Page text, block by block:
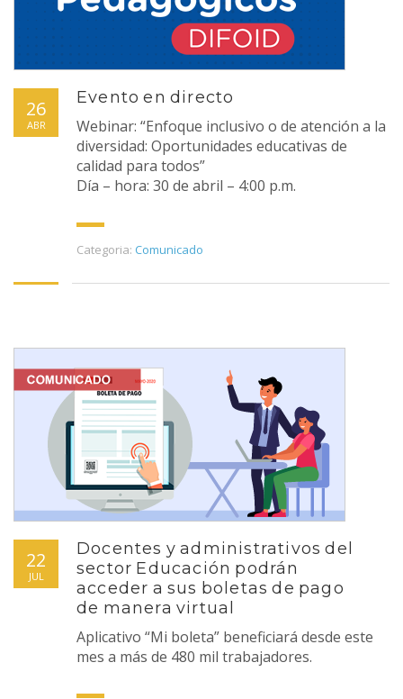
26
ABR
Evento en directo
Webinar: “Enfoque inclusivo o de atención a la
diversidad: Oportunidades educativas de
calidad para todos”
Día – hora: 30 de abril – 4:00 p.m.
Categoria: Comunicado
22
JUL
Docentes y administrativos del
sector Educación podrán
acceder a sus boletas de pago
de manera virtual
Aplicativo “Mi boleta” beneficiará desde este
mes a más de 480 mil trabajadores.